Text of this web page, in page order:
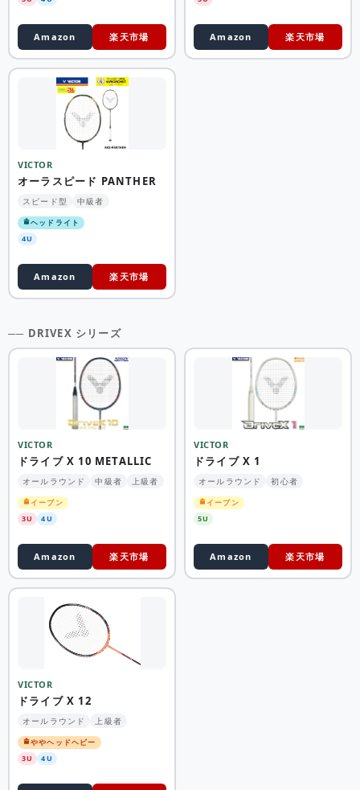
Amazon 楽天市場 Amazon 楽天市場
VICTOR
オーラスピード PANTHER
スピード型 中級者
ヘッドライト
4U
Amazon 楽天市場
── DRIVEX シリーズ
VICTOR
ドライブ X 10 METALLIC
オールラウンド 中級者 上級者
イーブン
3U
4U
Amazon 楽天市場
VICTOR
ドライブ X 1
オールラウンド 初心者
イーブン
5U
Amazon 楽天市場
VICTOR
ドライブ X 12
オールラウンド 上級者
ややヘッドヘビー
3U
4U